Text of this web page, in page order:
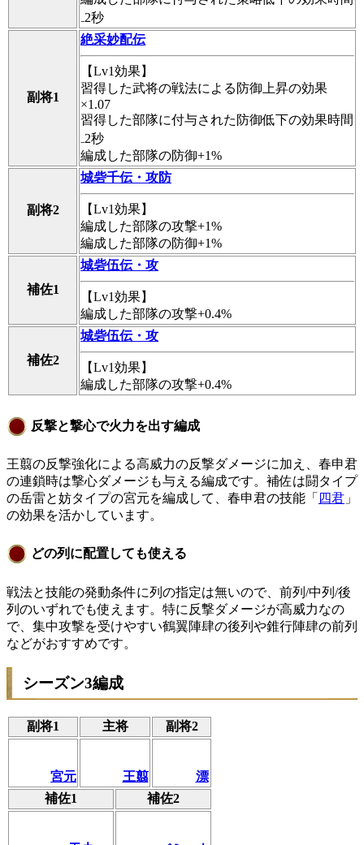
₋2秒
副将1
絶采妙配伝
【Lv1効果】
習得した武将の戦法による防御上昇の効果
×1.07
習得した部隊に付与された防御低下の効果時間
₋2秒
編成した部隊の防御+1%
副将2
城砦千伝・攻防
【Lv1効果】
編成した部隊の攻撃+1%
編成した部隊の防御+1%
補佐1
城砦伍伝・攻
【Lv1効果】
編成した部隊の攻撃+0.4%
補佐2
城砦伍伝・攻
【Lv1効果】
編成した部隊の攻撃+0.4%
反撃と撃心で火力を出す編成
王翦の反撃強化による高威力の反撃ダメージに加え、春申君
の連鎖時は撃心ダメージも与える編成です。補佐は闘タイプ
の岳雷と妨タイプの宮元を編成して、春申君の技能「 四君 」
の効果を活かしています。
どの列に配置しても使える
戦法と技能の発動条件に列の指定は無いので、前列/中列/後
列のいずれでも使えます。特に反撃ダメージが高威力なの
で、集中攻撃を受けやすい鶴翼陣肆の後列や錐行陣肆の前列
などがおすすめです。
シーズン3編成
副将1 主将 副将2
宮元 王翦
漂
補佐1
補佐2